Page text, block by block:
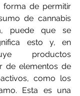
forma de permitir
de cannabis
puede que se
esto y, en
productos
de elementos de
como los
Esta es una